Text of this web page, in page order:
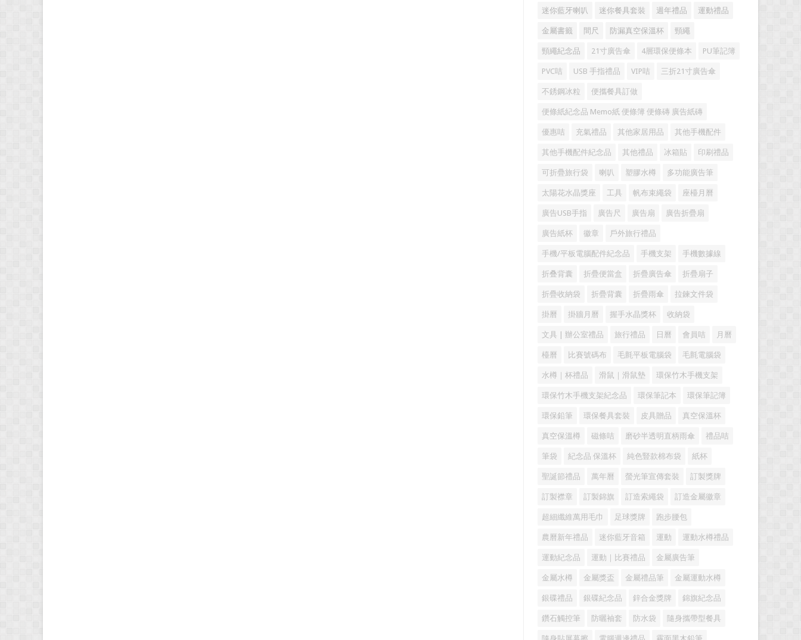
迷你藍牙喇叭 迷你餐具套裝 週年禮品 運動禮品
金屬書籤 間尺 防漏真空保溫杯 頸繩
頸繩紀念品 21寸廣告傘 4層環保便條本 PU筆記簿
PVC咭 USB 手指禮品 VIP咭 三折21寸廣告傘
不銹鋼冰粒 便攜餐具訂做
便條紙紀念品 Memo紙 便條簿 便條磚 廣告紙磚
優惠咭 充氣禮品 其他家居用品 其他手機配件
其他手機配件紀念品 其他禮品 冰箱貼 印刷禮品
可折疊旅行袋 喇叭 塑膠水樽 多功能廣告筆
太陽花水晶獎座 工具 帆布束繩袋 座檯月曆
廣告USB手指 廣告尺 廣告扇 廣告折疊扇
廣告紙杯 徽章 戶外旅行禮品
手機/平板電腦配件紀念品 手機支架 手機數據線
折叠背囊 折疊便當盒 折疊廣告傘 折疊扇子
折疊收納袋 折疊背囊 折疊雨傘 拉鍊文件袋
掛曆 掛牆月曆 握手水晶獎杯 收納袋
文具 | 辦公室禮品 旅行禮品 日曆 會員咭 月曆
檯曆 比賽號碼布 毛氈平板電腦袋 毛氈電腦袋
水樽｜杯禮品 滑鼠｜滑鼠墊 環保竹木手機支架
環保竹木手機支架紀念品 環保筆記本 環保筆記簿
環保鉛筆 環保餐具套裝 皮具贈品 真空保溫杯
真空保溫樽 磁條咭 磨砂半透明直柄雨傘 禮品咭
筆袋 紀念品 保溫杯 純色豎款棉布袋 紙杯
聖誕節禮品 萬年曆 螢光筆宣傳套裝 訂製獎牌
訂製襟章 訂製錦旗 訂造索繩袋 訂造金屬徽章
超細纖維萬用毛巾 足球獎牌 跑步腰包
農曆新年禮品 迷你藍牙音箱 運動 運動水樽禮品
運動紀念品 運動｜比賽禮品 金屬廣告筆
金屬水樽 金屬獎盃 金屬禮品筆 金屬運動水樽
銀碟禮品 銀碟紀念品 鋅合金獎牌 錦旗紀念品
鑽石觸控筆 防曬袖套 防水袋 隨身攜帶型餐具